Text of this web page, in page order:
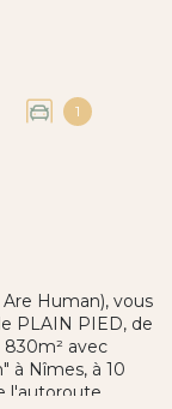
1
Human), vous
PLAIN PIED, de
830m² avec
à Nîmes, à 10
l'autoroute.